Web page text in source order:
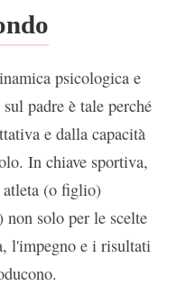
psicologica e
padre è tale perché
e dalla capacità
In chiave sportiva,
atleta (o figlio)
non solo per le scelte
l'impegno e i risultati